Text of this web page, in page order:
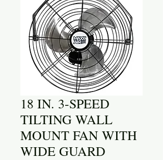
18 IN. 3-SPEED
TILTING WALL
MOUNT FAN WITH
WIDE GUARD